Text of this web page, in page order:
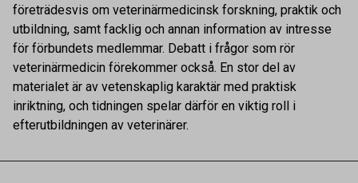
företrädesvis om veterinärmedicinsk forskning, praktik och
utbildning, samt facklig och annan information av intresse
för förbundets medlemmar. Debatt i frågor som rör
veterinärmedicin förekommer också. En stor del av
materialet är av vetenskaplig karaktär med praktisk
inriktning, och tidningen spelar därför en viktig roll i
efterutbildningen av veterinärer.